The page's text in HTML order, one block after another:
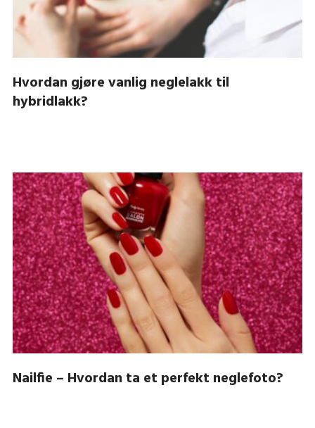
Hvordan gjøre vanlig neglelakk til
hybridlakk?
Nailfie – Hvordan ta et perfekt neglefoto?